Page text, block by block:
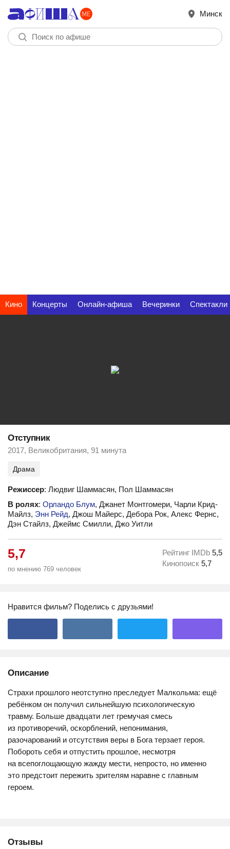
Минск
Кино Концерты Онлайн-афиша Вечеринки Спектакли
Отступник
2017, Великобритания, 91 минута
Драма
Режиссер: Людвиг Шаммасян, Пол Шаммасян
В ролях: Орландо Блум, Джанет Монтгомери, Чарли Крид-
Майлз, Энн Рейд, Джош Майерс, Дебора Рок, Алекс Фернс,
Дэн Стайлз, Джеймс Смилли, Джо Уитли
5,7
по мнению 769 человек
Рейтинг IMDb 5,5
Кинопоиск 5,7
Нравится фильм? Поделись с друзьями!
Описание
Страхи прошлого неотступно преследует Малкольма: ещё
ребёнком он получил сильнейшую психологическую
травму. Больше двадцати лет гремучая смесь
из противоречий, оскорблений, непонимания,
разочарований и отсутствия веры в Бога терзает героя.
Побороть себя и отпустить прошлое, несмотря
на всепоглощающую жажду мести, непросто, но именно
это предстоит пережить зрителям наравне с главным
героем.
Отзывы